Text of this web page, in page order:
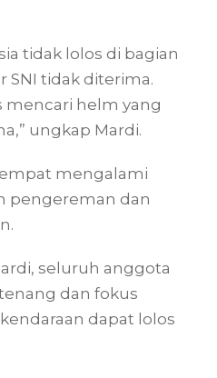
tidak lolos di bagian
SNI tidak diterima.
mencari helm yang
ungkap Mardi.
mengalami
pengereman dan
seluruh anggota
dan fokus
dapat lolos